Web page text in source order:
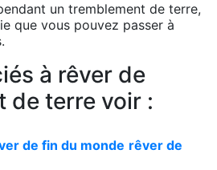
un tremblement de terre,
que vous pouvez passer à
à rêver de
de terre voir :
de fin du monde rêver de